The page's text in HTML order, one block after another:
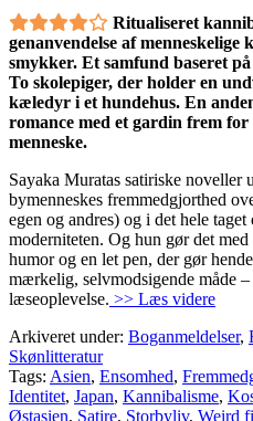
Ritualiseret
genanvendelse af
smykker. Et samfund baseret
To skolepiger, der holder en
kæledyr i et hundehus. En
romance med et gardin frem
menneske.
Sayaka Muratas satiriske noveller
bymenneskes fremmedgjorthed
egen og andres) og i det hele
moderniteten. Og hun gør det
humor og en let pen, der gør
mærkelig, selvmodsigende måde
læseoplevelse. >> Læs videre
Arkiveret under: Boganmeldelser,
Skønlitteratur
Tags: Asien, Ensomhed,
Identitet, Japan, Kannibalisme,
Østasien, Satire, Storbyliv, Weird